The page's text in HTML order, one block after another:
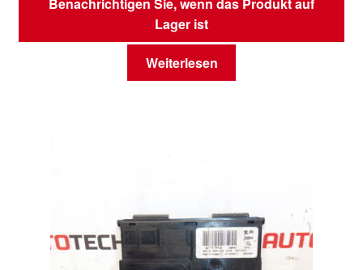
Lager ist
Weiterlesen